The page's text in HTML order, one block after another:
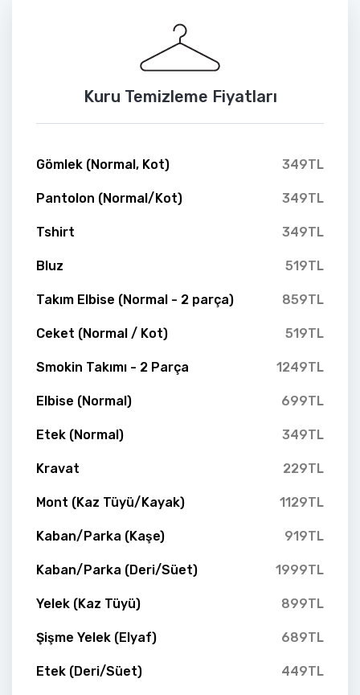
Kuru Temizleme Fiyatları
Gömlek (Normal, Kot) 349TL
Pantolon (Normal/Kot) 349TL
Tshirt 349TL
Bluz 519TL
Takım Elbise (Normal - 2 parça) 859TL
Ceket (Normal / Kot) 519TL
Smokin Takımı - 2 Parça 1249TL
Elbise (Normal) 699TL
Etek (Normal) 349TL
Kravat 229TL
Mont (Kaz Tüyü/Kayak) 1129TL
Kaban/Parka (Kaşe) 919TL
Kaban/Parka (Deri/Süet) 1999TL
Yelek (Kaz Tüyü) 899TL
Şişme Yelek (Elyaf) 689TL
Etek (Deri/Süet) 449TL